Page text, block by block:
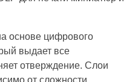
основе цифрового
выдает все
отверждение. Слои